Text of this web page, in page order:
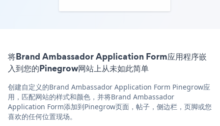
将Brand Ambassador Application Form应用程序嵌
入到您的Pinegrow网站上从未如此简单
创建自定义的Brand Ambassador Application Form Pinegrow应
用，匹配网站的样式和颜色，并将Brand Ambassador
Application Form添加到Pinegrow页面，帖子，侧边栏，页脚或您
喜欢的任何位置现场。